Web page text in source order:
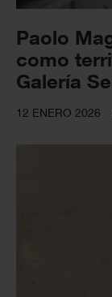
Paolo
como
Galería
12 ENERO 2026